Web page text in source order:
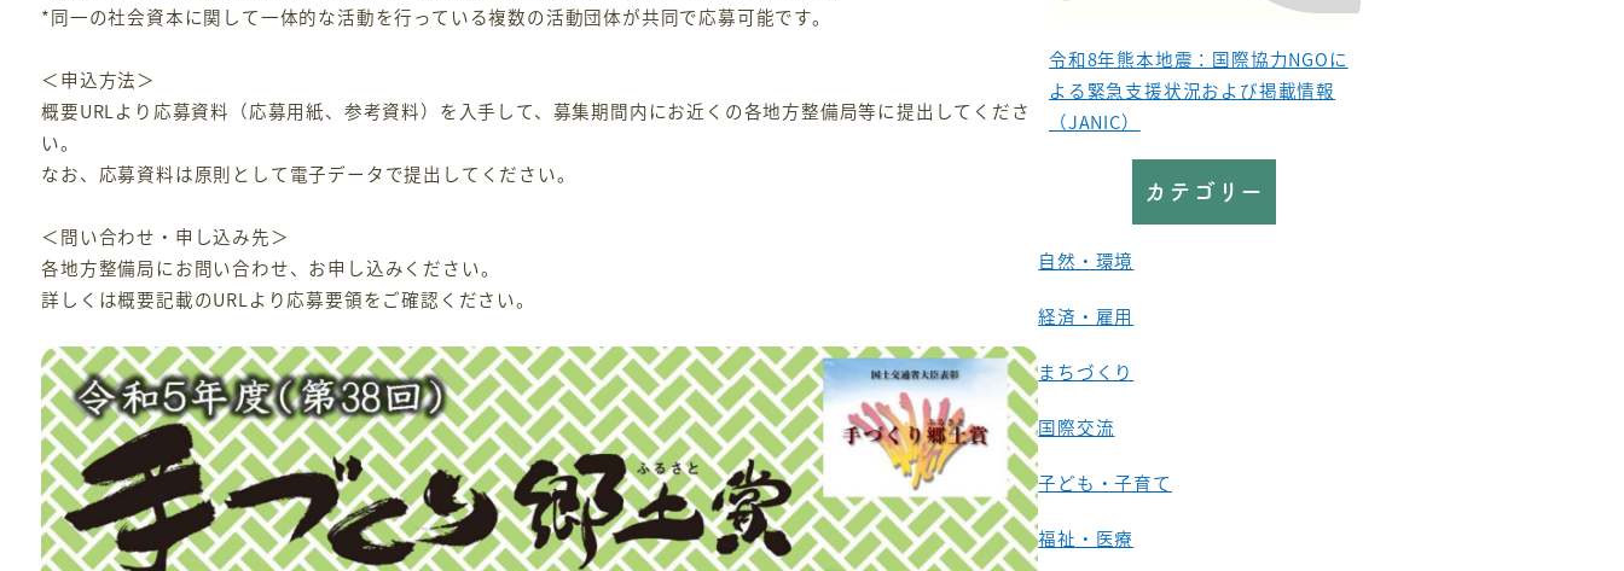
*同一の社会資本に関して一体的な活動を行っている複数の活動団体が共同で応募可能です。
＜申込方法＞
概要URLより応募資料（応募用紙、参考資料）を入手して、募集期間内にお近くの各地方整備局等に提出してくださ
い。
なお、応募資料は原則として電子データで提出してください。
＜問い合わせ・申し込み先＞
各地方整備局にお問い合わせ、お申し込みください。
詳しくは概要記載のURLより応募要領をご確認ください。
令和8年熊本地震：国際協力NGOに
よる緊急支援状況および掲載情報
（JANIC）
カテゴリー
自然・環境
経済・雇用
まちづくり
国際交流
子ども・子育て
福祉・医療